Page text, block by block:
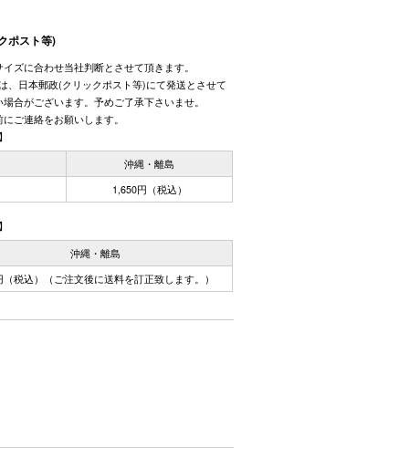
ポスト等)
ズに合わせ当社判断とさせて頂きます。
、日本郵政(クリックポスト等)にて発送とさせて
合がございます。予めご了承下さいませ。
ご連絡をお願いします。
沖縄・離島
1,650円（税込）
沖縄・離島
（税込）（ご注文後に送料を訂正致します。）